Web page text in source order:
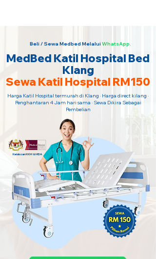
Beli / Sewa Medbed Melalui WhatsApp.
MedBed Katil Hospital Bed
Klang
Sewa Katil Hospital RM150
Harga Katil Hospital termurah di Klang · Harga direct kilang ·
Penghantaran 4 Jam hari sama · Sewa Dikira Sebagai
Pembelian
Kelulusan KKM & MDA